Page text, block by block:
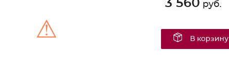
⚠
3 560 руб.
В корзину